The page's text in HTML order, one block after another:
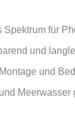
Spektrum für
und
und
Meerwasser